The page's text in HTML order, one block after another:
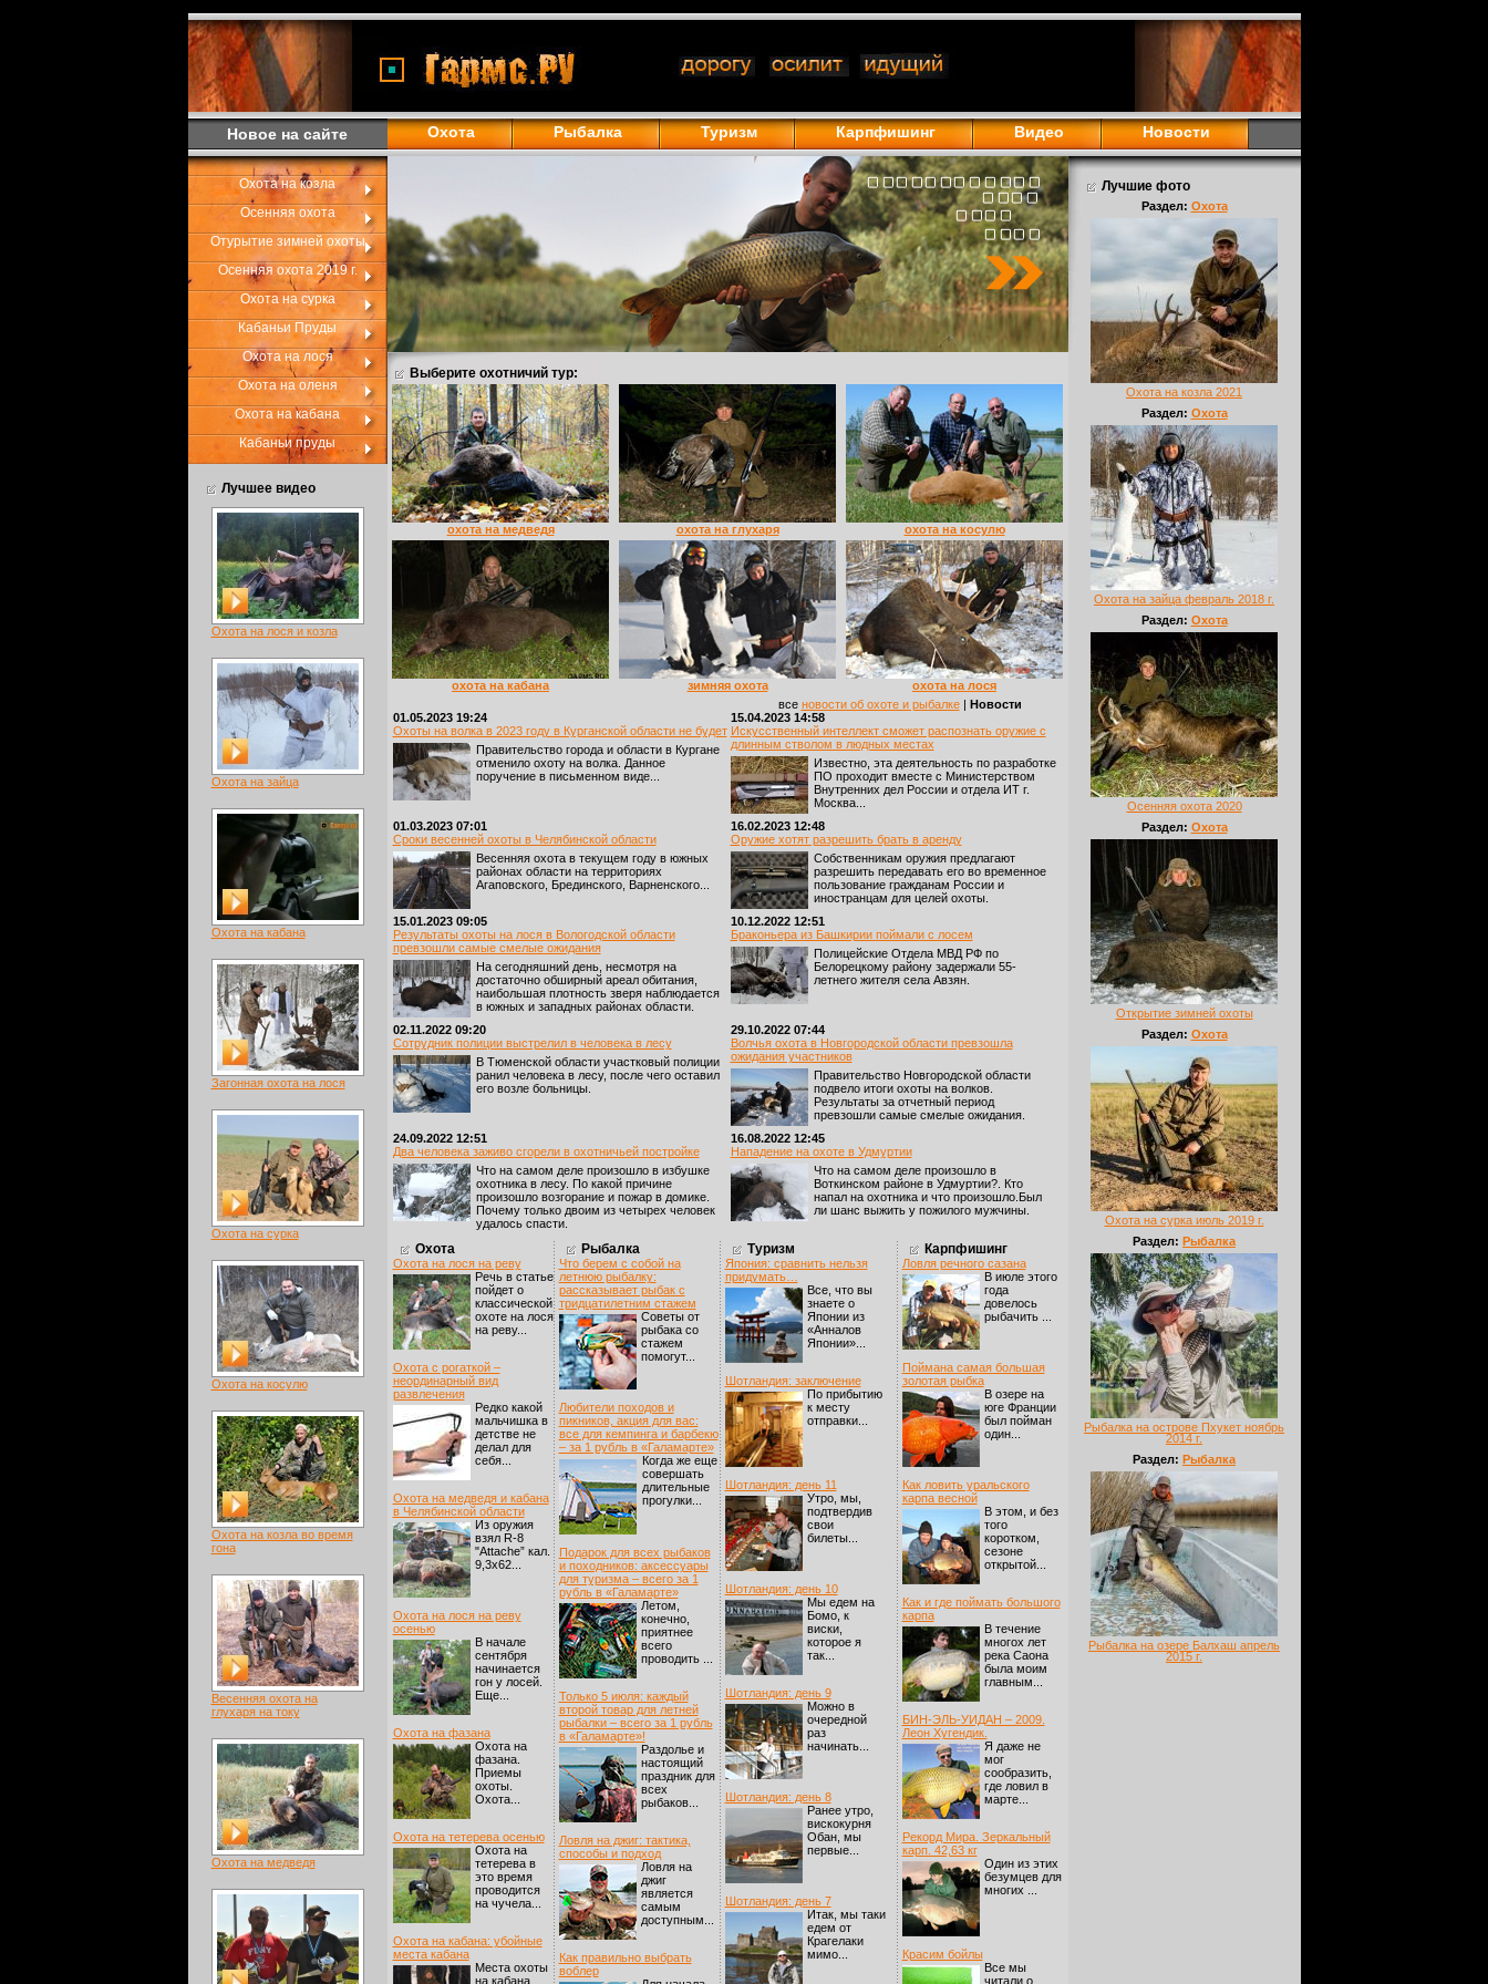
Новое на сайте Охота Рыбалка Туризм Карпфишинг Видео Новости
Охота на козла
Осенняя охота
Отурытие зимней охоты
Осенняя охота 2019 г.
Охота на сурка
Кабаньи Пруды
Охота на лося
Охота на оленя
Охота на кабана
Кабаньи пруды
Лучшее видео
Охота на лося и козла
Охота на зайца
Охота на кабана
Загонная охота на лося
Охота на сурка
Охота на косулю
Охота на козла во время
гона
Весенняя охота на
глухаря на току
Охота на медведя
Выберите охотничий тур:
охота на медведя охота на глухаря охота на косулю
охота на кабана зимняя охота
охота на лося
все новости об охоте и рыбалке| Новости
01.05.2023 19:24
Охоты на волка в 2023 году в Курганской области не будет
Правительство города и области в Кургане
отменило охоту на волка. Данное
поручение в письменном виде...
15.04.2023 14:58
Искусственный интеллект сможет распознать оружие с
длинным стволом в людных местах
Известно, эта деятельность по разработке
ПО проходит вместе с Министерством
Внутренних дел России и отдела ИТ г.
Москва...
01.03.2023 07:01
Сроки весенней охоты в Челябинской области
Весенняя охота в текущем году в южных
районах области на территориях
Агаповского, Брединского, Варненского...
16.02.2023 12:48
Оружие хотят разрешить брать в аренду
Собственникам оружия предлагают
разрешить передавать его во временное
пользование гражданам России и
иностранцам для целей охоты.
15.01.2023 09:05
Результаты охоты на лося в Вологодской области
превзошли самые смелые ожидания
На сегодняшний день, несмотря на
достаточно обширный ареал обитания,
наибольшая плотность зверя наблюдается
в южных и западных районах области.
10.12.2022 12:51
Браконьера из Башкирии поймали с лосем
Полицейские Отдела МВД РФ по
Белорецкому району задержали 55-
летнего жителя села Авзян.
02.11.2022 09:20
Сотрудник полиции выстрелил в человека в лесу
В Тюменской области участковый полиции
ранил человека в лесу, после чего оставил
его возле больницы.
29.10.2022 07:44
Волчья охота в Новгородской области превзошла
ожидания участников
Правительство Новгородской области
подвело итоги охоты на волков.
Результаты за отчетный период
превзошли самые смелые ожидания.
24.09.2022 12:51
Два человека заживо сгорели в охотничьей постройке
Что на самом деле произошло в избушке
охотника в лесу. По какой причине
произошло возгорание и пожар в домике.
Почему только двоим из четырех человек
удалось спасти.
16.08.2022 12:45
Нападение на охоте в Удмуртии
Что на самом деле произошло в
Воткинском районе в Удмуртии?. Кто
напал на охотника и что произошло.Был
ли шанс выжить у пожилого мужчины.
Охота
Охота на лося на реву
Речь в статье
пойдет о
классической
охоте на лося
на реву...
Охота с рогаткой –
неординарный вид
развлечения
Редко какой
мальчишка в
детстве не
делал для
себя...
Охота на медведя и кабана
в Челябинской области
Из оружия
взял R-8
"Attache” кал.
9,3х62...
Охота на лося на реву
осенью
В начале
сентября
начинается
гон у лосей.
Еще...
Охота на фазана
Охота на
фазана.
Приемы
охоты.
Охота...
Охота на тетерева осенью
Охота на
тетерева в
это время
проводится
на чучела...
Охота на кабана: убойные
места кабана
Места охоты
на кабана.
Рыбалка
Что берем с собой на
летнюю рыбалку:
рассказывает рыбак с
тридцатилетним стажем
Cоветы от
рыбака со
стажем
помогут...
Любители походов и
пикников, акция для вас:
все для кемпинга и барбекю
– за 1 рубль в «Галамарте»
Когда же еще
совершать
длительные
прогулки...
Подарок для всех рыбаков
и походников: аксессуары
для туризма – всего за 1
рубль в «Галамарте»
Летом,
конечно,
приятнее
всего
проводить ...
Только 5 июля: каждый
второй товар для летней
рыбалки – всего за 1 рубль
в «Галамарте»!
Раздолье и
настоящий
праздник для
всех
рыбаков...
Ловля на джиг: тактика,
способы и подход
Ловля на
джиг
является
самым
доступным...
Как правильно выбрать
воблер
Туризм
Япония: сравнить нельзя
придумать…
Все, что вы
знаете о
Японии из
«Анналов
Японии»...
Шотландия: заключение
По прибытию
к месту
отправки...
Шотландия: день 11
Утро, мы,
подтвердив
свои
билеты...
Шотландия: день 10
Мы едем на
Бомо, к
виски,
которое я
так...
Шотландия: день 9
Можно в
очередной
раз
начинать...
Шотландия: день 8
Ранее утро,
вискокурня
Обан, мы
первые...
Шотландия: день 7
Итак, мы таки
едем от
Крагелаки
мимо...
Карпфишинг
Ловля речного сазана
В июле этого
года
довелось
рыбачить ...
Поймана самая большая
золотая рыбка
В озере на
юге Франции
был пойман
один...
Как ловить уральского
карпа весной
В этом, и без
того
коротком,
сезоне
открытой...
Как и где поймать большого
карпа
В течение
многох лет
река Саона
была моим
главным...
БИН-ЭЛЬ-УИДАН – 2009.
Леон Хугендик.
Я даже не
мог
сообразить,
где ловил в
марте...
Рекорд Мира. Зеркальный
карп. 42,63 кг
Один из этих
безумцев для
многих ...
Красим бойлы
Все мы
читали о
Лучшие фото
Раздел: Охота
Охота на козла 2021
Раздел: Охота
Охота на зайца февраль 2018 г.
Раздел: Охота
Осенняя охота 2020
Раздел: Охота
Открытие зимней охоты
Раздел: Охота
Охота на сурка июль 2019 г.
Раздел: Рыбалка
Рыбалка на острове Пхукет ноябрь
2014 г.
Раздел: Рыбалка
Рыбалка на озере Балхаш апрель
2015 г.